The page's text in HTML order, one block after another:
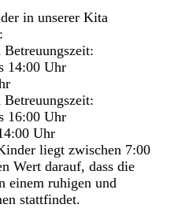
in unserer Kita
14:00 Uhr
16:00 Uhr
Uhr
liegt zwischen 7:00
Wert darauf, dass die
einem ruhigen und
stattfindet.